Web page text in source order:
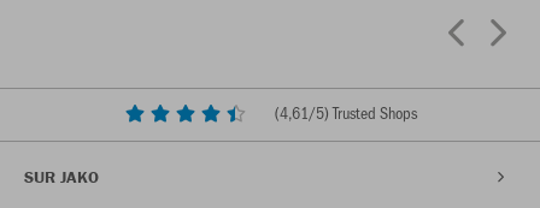
(4,61/5) Trusted Shops
SUR JAKO